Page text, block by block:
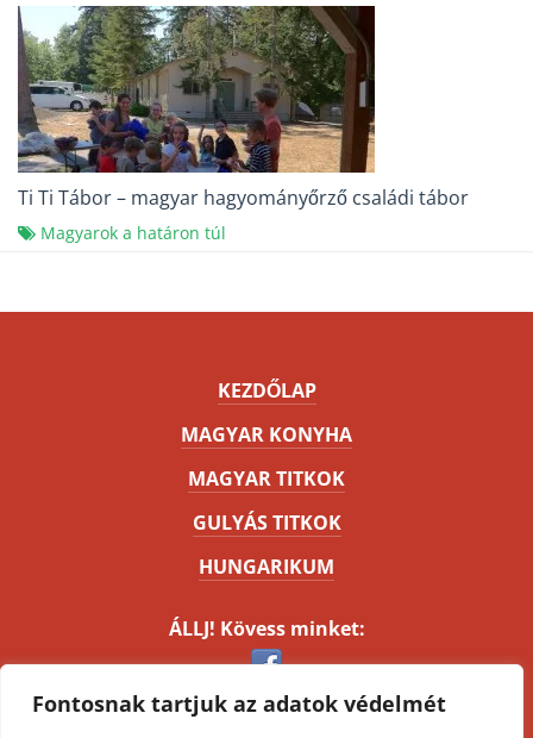
Fontosnak tartjuk az adatok védelmét
Ti Ti Tábor – magyar hagyományőrző családi tábor
Magyarok a határon túl
KEZDŐLAP
MAGYAR KONYHA
MAGYAR TITKOK
GULYÁS TITKOK
HUNGARIKUM
ÁLLJ! Kövess minket: